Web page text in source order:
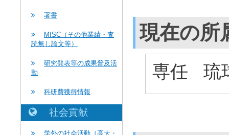
著書
MISC（その他業績・査
読無し論文等）
研究発表等の成果普及活
動
科研費獲得情報
社会貢献
学外の社会活動（高大・
現在の所
専任 琉